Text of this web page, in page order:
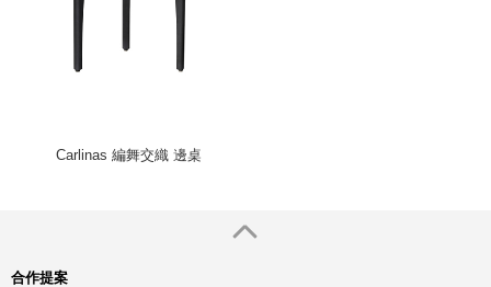
Carlinas 編舞交織 邊桌
合作提案